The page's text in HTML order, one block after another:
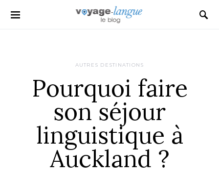
Search for:
AUTRES DESTINATIONS
Pourquoi faire
son séjour
linguistique à
Auckland ?